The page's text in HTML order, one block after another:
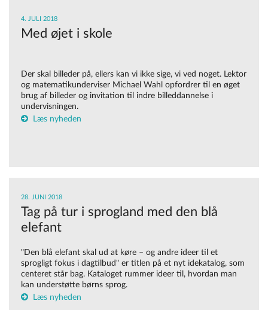
4. JULI 2018
Med øjet i skole
Der skal billeder på, ellers kan vi ikke sige, vi ved noget. Lektor
og matematikunderviser Michael Wahl opfordrer til en øget
brug af billeder og invitation til indre billeddannelse i
undervisningen.
Læs nyheden
28. JUNI 2018
Tag på tur i sprogland med den blå
elefant
"Den blå elefant skal ud at køre – og andre ideer til et
sprogligt fokus i dagtilbud" er titlen på et nyt idekatalog, som
centeret står bag. Kataloget rummer ideer til, hvordan man
kan understøtte børns sprog.
Læs nyheden